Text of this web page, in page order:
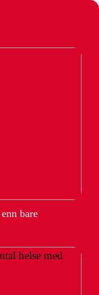
bare